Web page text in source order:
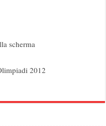
scherma
2012